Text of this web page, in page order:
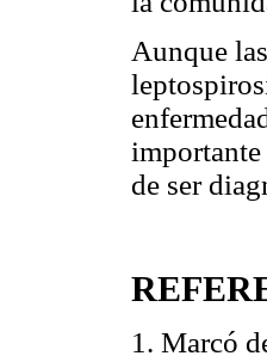
Aunque
importante
de ser
1. Marcó